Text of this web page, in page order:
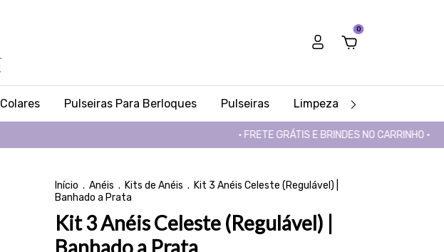
0
Colares Pulseiras Para Berloques Pulseiras Limpeza
• FRETE GRÁTIS E BRINDES NO CARRINHO • •
Início . Anéis . Kits de Anéis . Kit 3 Anéis Celeste (Regulável) |
Banhado a Prata
Kit 3 Anéis Celeste (Regulável) |
Banhado a Prata